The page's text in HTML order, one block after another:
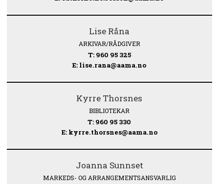
Lise Råna
ARKIVAR/RÅDGIVER
T: 960 95 325
E: lise.rana@aama.no
Kyrre Thorsnes
BIBLIOTEKAR
T: 960 95 330
E: kyrre.thorsnes@aama.no
Joanna Sunnset
MARKEDS- OG ARRANGEMENTSANSVARLIG